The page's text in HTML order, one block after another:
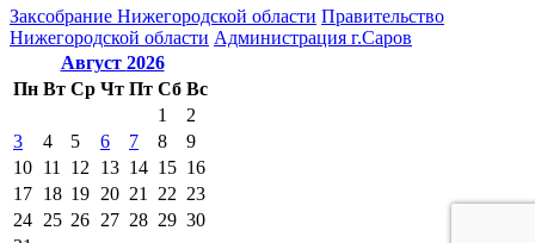
Закcобрание Нижегородской области Правительство
Нижегородской области Администрация г.Саров
Август 2026
Пн Вт Ср Чт Пт Сб Вс
1
2
3
4 5 6 7 8
9
10 11 12 13 14 15 16
17 18 19 20 21 22 23
24 25 26 27 28 29 30